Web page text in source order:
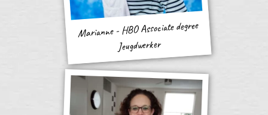
Marianne - HBO Associate degree
Jeugdwerker